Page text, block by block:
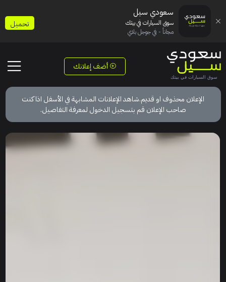
أضف إعلانك
الإعلان محذوف او قديم.شاهد الإعلانات المشابهة في الأسفل اذا كنت
صاحب الإعلان قم بتسجيل الدخول لمعرفة التفاصيل.
سعودي سيل
سوق السيارات في بيتك
مجاناً - في جوجل بلاي
تحميل